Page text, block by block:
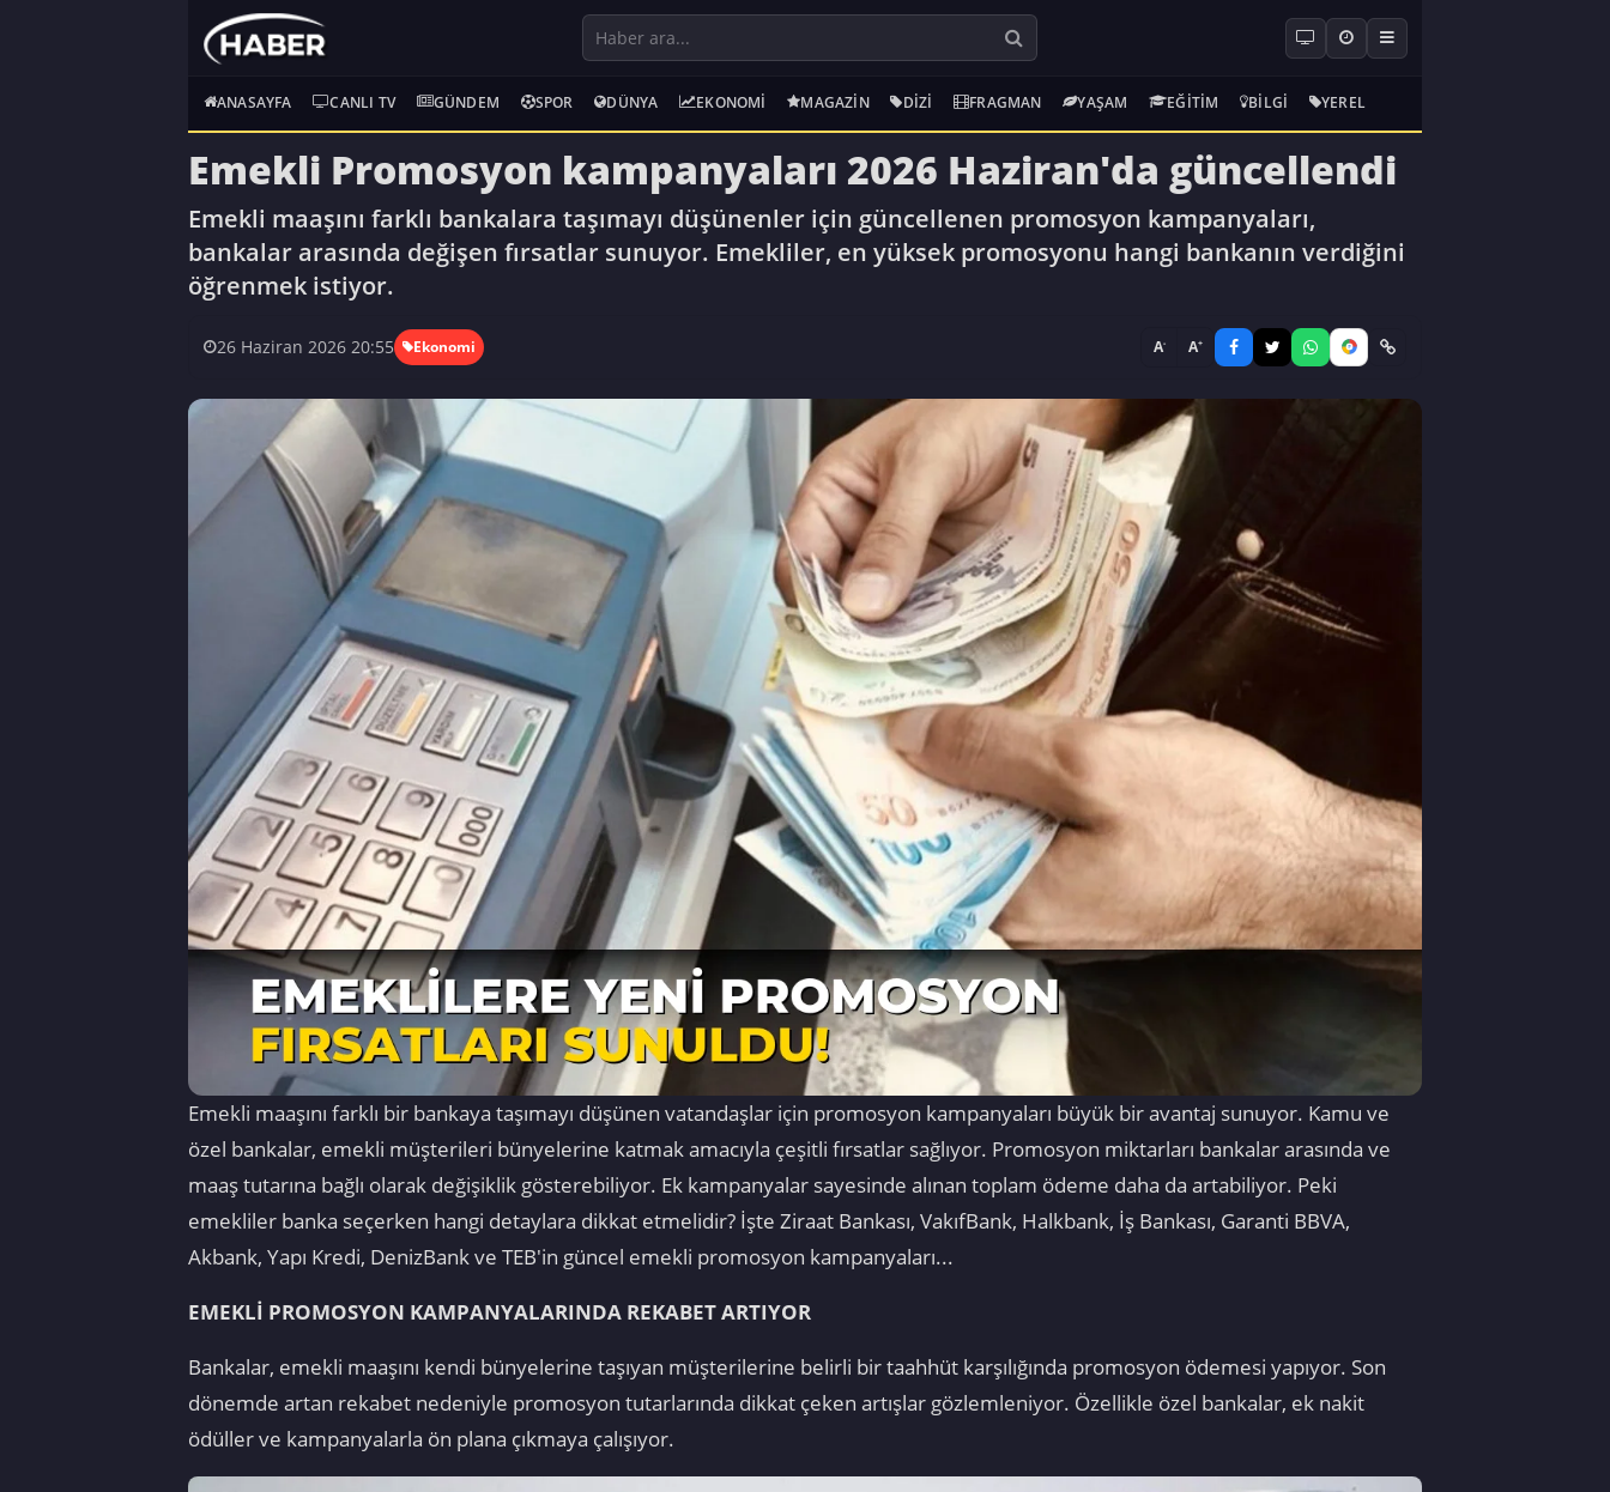
ANASAYFA CANLI TV GÜNDEM SPOR DÜNYA EKONOMI MAGAZIN DIZI FRAGMAN YAŞAM EĞITIM BILGI YEREL
Emekli Promosyon kampanyaları 2026 Haziran'da güncellendi
Emekli maaşını farklı bankalara taşımayı düşünenler için güncellenen promosyon kampanyaları,
bankalar arasında değişen fırsatlar sunuyor. Emekliler, en yüksek promosyonu hangi bankanın verdiğini
öğrenmek istiyor.
26 Haziran 2026 20:55 Ekonomi A- A+
Emekli maaşını farklı bir bankaya taşımayı düşünen vatandaşlar için promosyon kampanyaları büyük bir avantaj sunuyor. Kamu ve
özel bankalar, emekli müşterileri bünyelerine katmak amacıyla çeşitli fırsatlar sağlıyor. Promosyon miktarları bankalar arasında ve
maaş tutarına bağlı olarak değişiklik gösterebiliyor. Ek kampanyalar sayesinde alınan toplam ödeme daha da artabiliyor. Peki
emekliler banka seçerken hangi detaylara dikkat etmelidir? İşte Ziraat Bankası, VakıfBank, Halkbank, İş Bankası, Garanti BBVA,
Akbank, Yapı Kredi, DenizBank ve TEB'in güncel emekli promosyon kampanyaları...
EMEKLİ PROMOSYON KAMPANYALARINDA REKABET ARTIYOR
Bankalar, emekli maaşını kendi bünyelerine taşıyan müşterilerine belirli bir taahhüt karşılığında promosyon ödemesi yapıyor. Son
dönemde artan rekabet nedeniyle promosyon tutarlarında dikkat çeken artışlar gözlemleniyor. Özellikle özel bankalar, ek nakit
ödüller ve kampanyalarla ön plana çıkmaya çalışıyor.